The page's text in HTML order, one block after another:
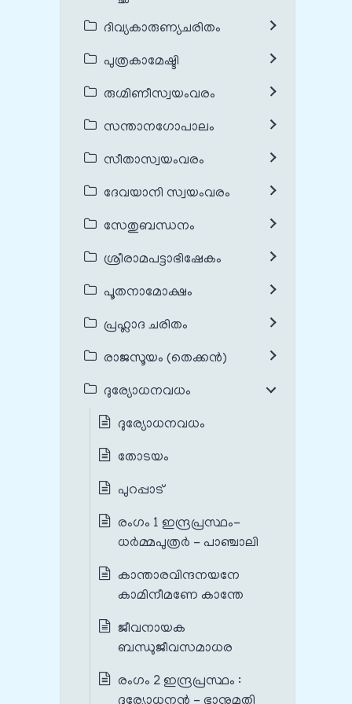
ദിവ്യകാരുണ്യചരിതം
പുത്രകാമേഷ്ടി
രുഗ്മിണീസ്വയംവരം
സന്താനഗോപാലം
സീതാസ്വയംവരം
ദേവയാനി സ്വയംവരം
സേതുബന്ധനം
ശ്രീരാമപട്ടാഭിഷേകം
പൂതനാമോക്ഷം
പ്രഹ്ലാദ ചരിതം
രാജസൂയം (തെക്കൻ)
ദുര്യോധനവധം
ദുര്യോധനവധം
തോടയം
പുറപ്പാട്
രംഗം 1 ഇന്ദ്രപ്രസ്ഥം-
ധർമ്മപുത്രർ - പാഞ്ചാലി
കാന്താരവിന്ദനയനേ
കാമിനീമണേ കാന്തേ
ജീവനായക
ബന്ധുജീവസമാധര
രംഗം 2 ഇന്ദ്രപ്രസ്ഥം :